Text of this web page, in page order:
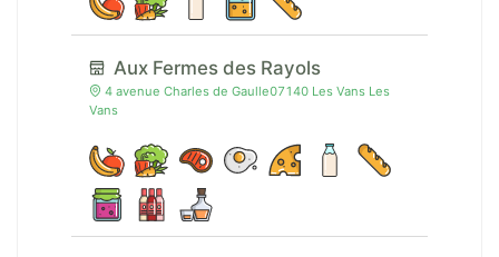
Aux Fermes des Rayols
4 avenue Charles de Gaulle07140 Les Vans Les
Vans